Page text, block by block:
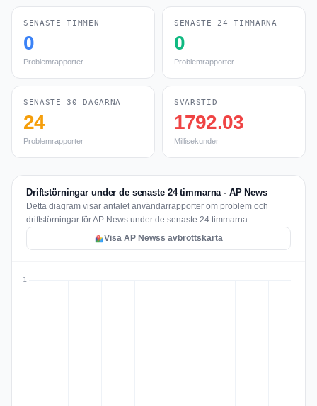
SENASTE TIMMEN
0
Problemrapporter
SENASTE 24 TIMMARNA
0
Problemrapporter
SENASTE 30 DAGARNA
24
Problemrapporter
SVARSTID
1792.03
Millisekunder
Driftstörningar under de senaste 24 timmarna - AP News
Detta diagram visar antalet användarrapporter om problem och
driftstörningar för AP News under de senaste 24 timmarna.
Visa AP Newss avbrottskarta